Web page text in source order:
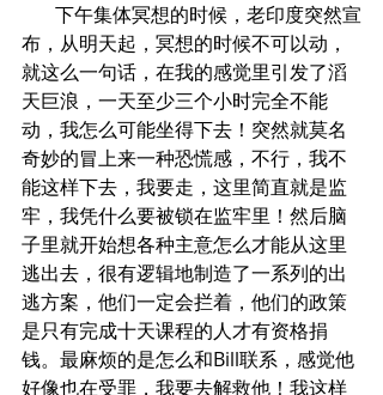
下午集体冥想的时候，老印度突然宣
布，从明天起，冥想的时候不可以动，
就这么一句话，在我的感觉里引发了滔
天巨浪，一天至少三个小时完全不能
动，我怎么可能坐得下去！突然就莫名
奇妙的冒上来一种恐慌感，不行，我不
能这样下去，我要走，这里简直就是监
牢，我凭什么要被锁在监牢里！然后脑
子里就开始想各种主意怎么才能从这里
逃出去，很有逻辑地制造了一系列的出
逃方案，他们一定会拦着，他们的政策
是只有完成十天课程的人才有资格捐
钱。最麻烦的是怎么和Bill联系，感觉他
好像也在受罪，我要去解救他！我这样